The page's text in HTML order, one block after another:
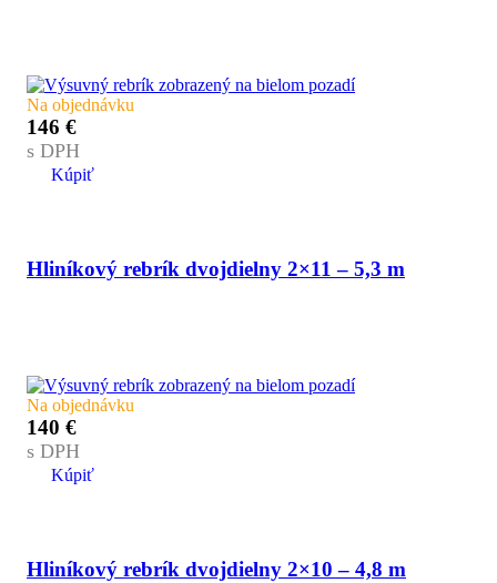
Na objednávku
146 €
s DPH
Kúpiť
Hliníkový rebrík dvojdielny 2×11 – 5,3 m
Na objednávku
140 €
s DPH
Kúpiť
Hliníkový rebrík dvojdielny 2×10 – 4,8 m